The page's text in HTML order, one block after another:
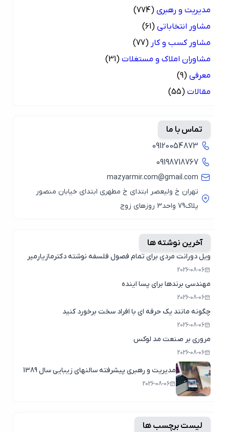
مدیریت و رهبری (774)
مشاور انتخاباتی (61)
مشاور کسب و کار (77)
مشاوران املاک و مستغلات (31)
معرفی (9)
مقالات (55)
تماس با ما
09120054873
09198718767
mazyarmir.com@gmail.com
تهران خ ولیعصر ابتدای خ مطهری ابتدای خیابان منصور
پلاک79 واحد3 روزهای زوج
آخرین نوشته ها
ویل دورانت مردی برای تمام فصول فلسفه نوشته دکترمازیارمیر
2026-08-06
مهندسی برندها برای پسا اینده
2026-08-06
چگونه مانند یک حرفه ای با افراد سخت برخورد کنید
2026-08-06
مروری بر صنعت مد لوکس
2026-08-06
مدیریت و رهبری پیشرفته سالنهای زیبایی سال 1389
2026-08-06
لیست برچسب ها